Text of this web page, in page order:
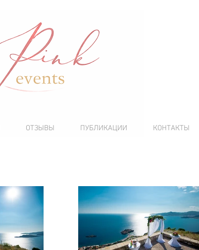
ОТЗЫВЫ ПУБЛИКАЦИИ КОНТАКТЫ